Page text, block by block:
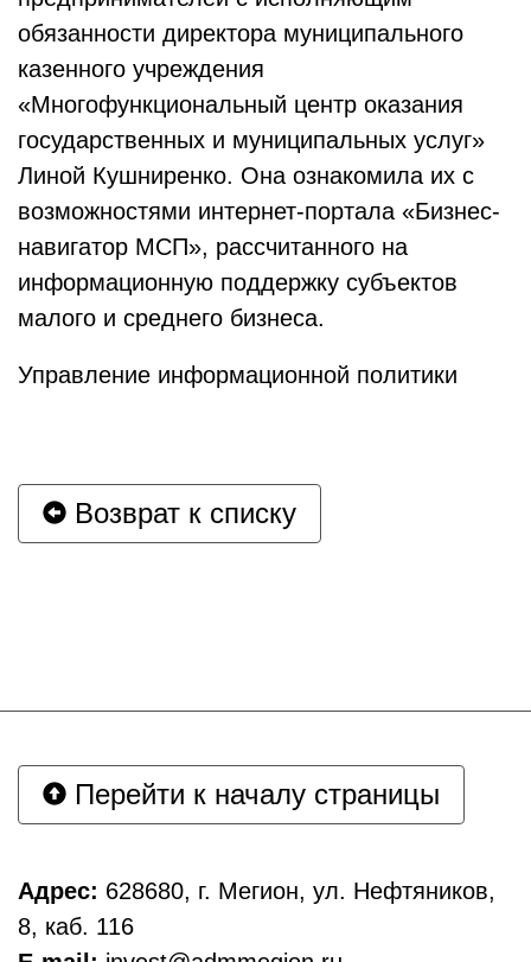
обязанности директора муниципального
казенного учреждения
«Многофункциональный центр оказания
государственных и муниципальных услуг»
Линой Кушниренко. Она ознакомила их с
возможностями интернет-портала «Бизнес-
навигатор МСП», рассчитанного на
информационную поддержку субъектов
малого и среднего бизнеса.
Управление информационной политики
Возврат к списку
Перейти к началу страницы
Адрес: 628680, г. Мегион, ул. Нефтяников,
8, каб. 116